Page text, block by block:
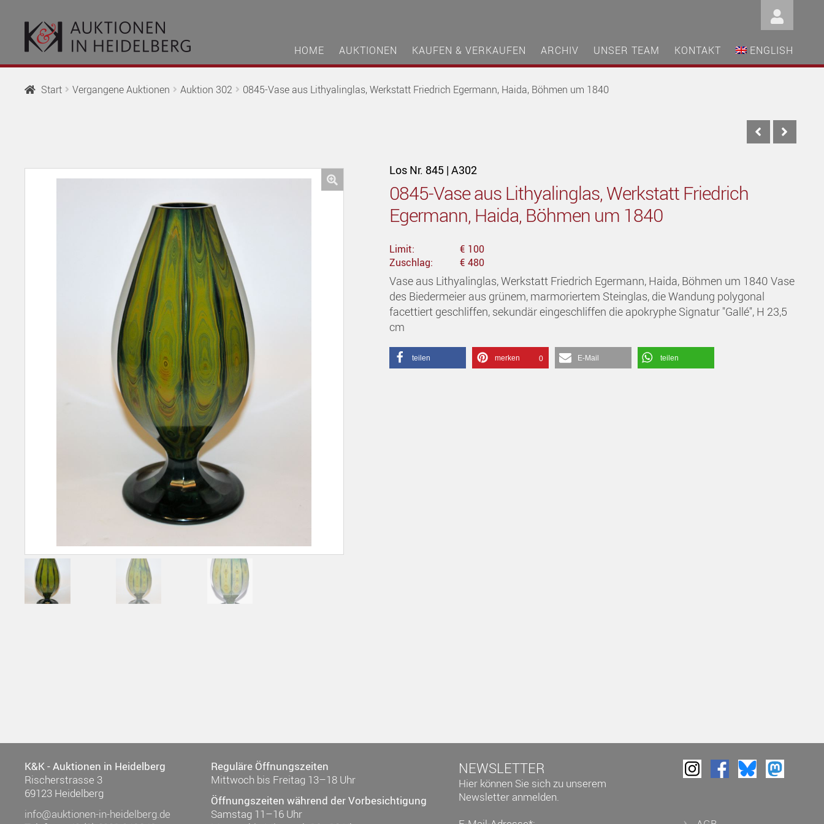
Navigation
springen
zum
Inhalt
HOME AUKTIONEN KAUFEN & VERKAUFEN ARCHIV UNSER TEAM KONTAKT ENGLISH
Start Vergangene Auktionen Auktion 302 0845-Vase aus Lithyalinglas, Werkstatt Friedrich Egermann, Haida, Böhmen um 1840
Los Nr. 845 | A302
0845-Vase aus Lithyalinglas, Werkstatt Friedrich
Egermann, Haida, Böhmen um 1840
Limit:
€ 100
Zuschlag:
€ 480
Vase aus Lithyalinglas, Werkstatt Friedrich Egermann, Haida, Böhmen um 1840 Vase
des Biedermeier aus grünem, marmoriertem Steinglas, die Wandung polygonal
facettiert geschliffen, sekundär eingeschliffen die apokryphe Signatur "Gallé", H 23,5
cm
teilen merken 0 E-Mail teilen
K&K - Auktionen in Heidelberg
Rischerstrasse 3
69123 Heidelberg
info@auktionen-in-heidelberg.de
Reguläre Öffnungszeiten
Mittwoch bis Freitag 13–18 Uhr
Öffnungszeiten während der Vorbesichtigung
Samstag 11–16 Uhr
NEWSLETTER
Hier können Sie sich zu unserem
Newsletter anmelden.